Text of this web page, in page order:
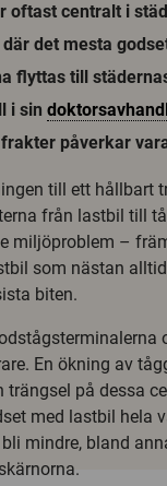
oftast centralt i
det mesta
flyttas till
i sin
påverkar
till ett hållbart
från lastbil till
miljöproblem –
som nästan
biten.
En ökning av
på dessa
med lastbil hela
mindre, bland